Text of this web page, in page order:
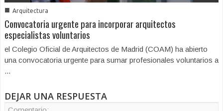
■ Arquitectura
Convocatoria urgente para incorporar arquitectos
especialistas voluntarios
el Colegio Oficial de Arquitectos de Madrid (COAM) ha abierto
una convocatoria urgente para sumar profesionales voluntarios a
...
DEJAR UNA RESPUESTA